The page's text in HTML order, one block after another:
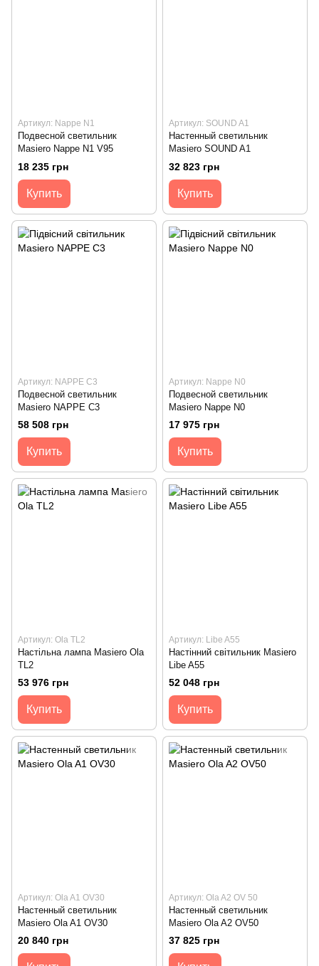
Артикул: Nappe N1
Подвесной светильник
Masiero Nappe N1 V95
18 235 грн
Купить
Артикул: SOUND A1
Настенный светильник
Masiero SOUND A1
32 823 грн
Купить
Артикул: NAPPE C3
Подвесной светильник
Masiero NAPPE C3
58 508 грн
Купить
Артикул: Nappe N0
Подвесной светильник
Masiero Nappe N0
17 975 грн
Купить
Артикул: Ola TL2
Настільна лампа Masiero Ola
TL2
53 976 грн
Купить
Артикул: Libe A55
Настінний світильник Masiero
Libe A55
52 048 грн
Купить
Артикул: Ola A1 OV30
Настенный светильник
Masiero Ola A1 OV30
20 840 грн
Артикул: Ola A2 OV 50
Настенный светильник
Masiero Ola A2 OV50
37 825 грн